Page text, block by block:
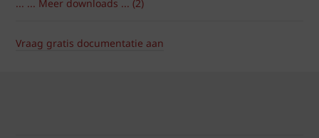
... ... Meer downloads ... (2)
Vraag gratis documentatie aan